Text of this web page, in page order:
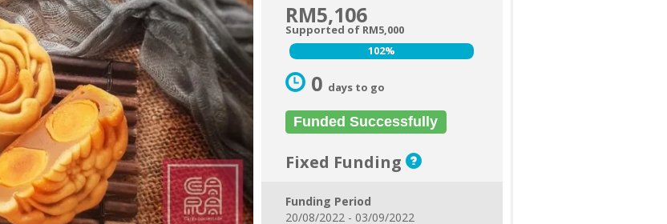
RM5,106
Supported of RM5,000
102%
102%
0 days to go
Funded Successfully
Fixed Funding
Funding Period
20/08/2022 - 03/09/2022